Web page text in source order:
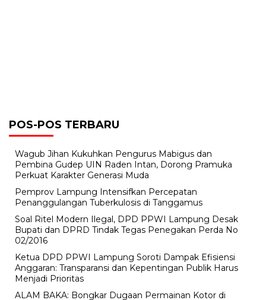
POS-POS TERBARU
Wagub Jihan Kukuhkan Pengurus Mabigus dan
Pembina Gudep UIN Raden Intan, Dorong Pramuka
Perkuat Karakter Generasi Muda
Pemprov Lampung Intensifkan Percepatan
Penanggulangan Tuberkulosis di Tanggamus
Soal Ritel Modern Ilegal, DPD PPWI Lampung Desak
Bupati dan DPRD Tindak Tegas Penegakan Perda No
02/2016
Ketua DPD PPWI Lampung Soroti Dampak Efisiensi
Anggaran: Transparansi dan Kepentingan Publik Harus
Menjadi Prioritas
ALAM BAKA: Bongkar Dugaan Permainan Kotor di